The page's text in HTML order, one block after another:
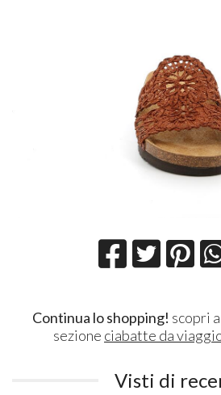
Continua lo shopping! scopri
sezione ciabatte da
Visti di